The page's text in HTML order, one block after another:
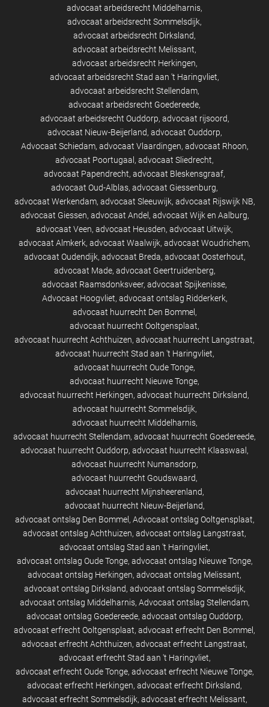
advocaat arbeidsrecht Middelharnis
advocaat arbeidsrecht Sommelsdijk
advocaat arbeidsrecht Dirksland
advocaat arbeidsrecht Melissant
advocaat arbeidsrecht Herkingen
advocaat arbeidsrecht Stad aan 't Haringvliet
advocaat arbeidsrecht Stellendam
advocaat arbeidsrecht Goedereede
advocaat arbeidsrecht Ouddorp advocaat rijsoord
advocaat Nieuw-Beijerland advocaat Ouddorp
Advocaat Schiedam advocaat Vlaardingen advocaat Rhoon
advocaat Poortugaal
advocaat Sliedrecht
advocaat Papendrecht advocaat Bleskensgraaf
advocaat Oud-Alblas advocaat Giessenburg
advocaat Werkendam advocaat Sleeuwijk advocaat Rijswijk NB
advocaat Giessen advocaat Andel advocaat Wijk en Aalburg
advocaat Veen advocaat Heusden advocaat Uitwijk
advocaat Almkerk advocaat Waalwijk advocaat Woudrichem
advocaat Oudendijk advocaat Breda advocaat Oosterhout
advocaat Made advocaat Geertruidenberg
advocaat Raamsdonksveer advocaat Spijkenisse
Advocaat Hoogvliet advocaat ontslag Ridderkerk
advocaat huurrecht Den Bommel
advocaat huurrecht Ooltgensplaat
advocaat huurrecht Achthuizen advocaat huurrecht Langstraat
advocaat huurrecht Stad aan 't Haringvliet
advocaat huurrecht Oude Tonge
advocaat huurrecht Nieuwe Tonge
advocaat huurrecht Herkingen advocaat huurrecht Dirksland
advocaat huurrecht Sommelsdijk
advocaat huurrecht Middelharnis
advocaat huurrecht Stellendam advocaat huurrecht Goedereede
advocaat huurrecht Ouddorp advocaat huurrecht Klaaswaal
advocaat huurrecht Numansdorp
advocaat huurrecht Goudswaard
advocaat huurrecht Mijnsheerenland
advocaat huurrecht Nieuw-Beijerland
advocaat ontslag Den Bommel Advocaat ontslag Ooltgensplaat
advocaat ontslag Achthuizen advocaat ontslag Langstraat
advocaat ontslag Stad aan 't Haringvliet
advocaat ontslag Oude Tonge advocaat ontslag Nieuwe Tonge
advocaat ontslag Herkingen advocaat ontslag Melissant
advocaat ontslag Dirksland advocaat ontslag Sommelsdijk
advocaat ontslag Middelharnis Advocaat ontslag Stellendam
advocaat ontslag Goedereede advocaat ontslag Ouddorp
advocaat erfrecht Ooltgensplaat advocaat erfrecht Den Bommel
advocaat erfrecht Achthuizen advocaat erfrecht Langstraat
advocaat erfrecht Stad aan 't Haringvliet
advocaat erfrecht Oude Tonge advocaat erfrecht Nieuwe Tonge
advocaat erfrecht Herkingen advocaat erfrecht Dirksland
advocaat erfrecht Sommelsdijk advocaat erfrecht Melissant